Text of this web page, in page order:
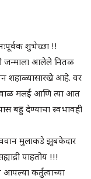
शुभेच्छा !!
जन्माला आलेले नितळ
शहाळ्यासारखे आहे. वर
मलई आणि त्या आत
बहु देण्याचा स्वभावही
मुलाकडे झुबकेदार
पाहतोय !!!
कर्तुत्वाच्या